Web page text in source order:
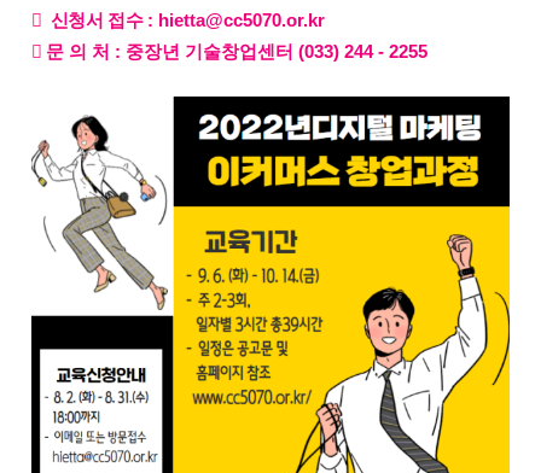
 신청서 접수 : hietta@cc5070.or.kr
 문 의 처 : 중장년 기술창업센터(033) 244 - 2255